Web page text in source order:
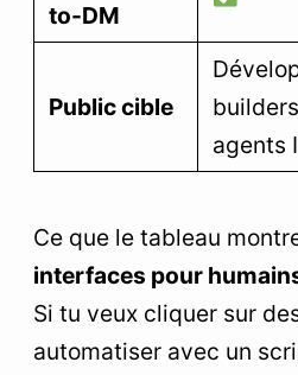
to-DM
Public cible
agents
Ce que le tableau
interfaces pour
Si tu veux cliquer sur
automatiser avec un